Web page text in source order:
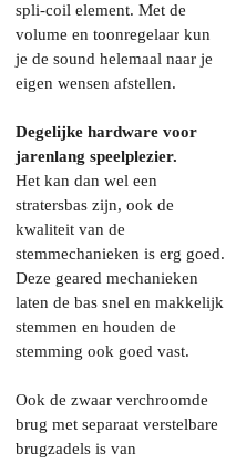
spli-coil element. Met de
volume en toonregelaar kun
je de sound helemaal naar je
eigen wensen afstellen.
Degelijke hardware voor
jarenlang speelplezier.
Het kan dan wel een
stratersbas zijn, ook de
kwaliteit van de
stemmechanieken is erg goed.
Deze geared mechanieken
laten de bas snel en makkelijk
stemmen en houden de
stemming ook goed vast.
Ook de zwaar verchroomde
brug met separaat verstelbare
brugzadels is van